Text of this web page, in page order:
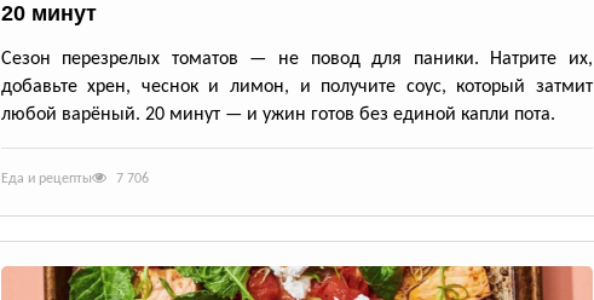
20 минут
Сезон перезрелых томатов — не повод для паники. Натрите их,
добавьте хрен, чеснок и лимон, и получите соус, который затмит
любой варёный. 20 минут — и ужин готов без единой капли пота.
Еда и рецепты 7 706